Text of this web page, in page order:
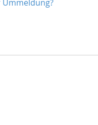
Ummeldung?